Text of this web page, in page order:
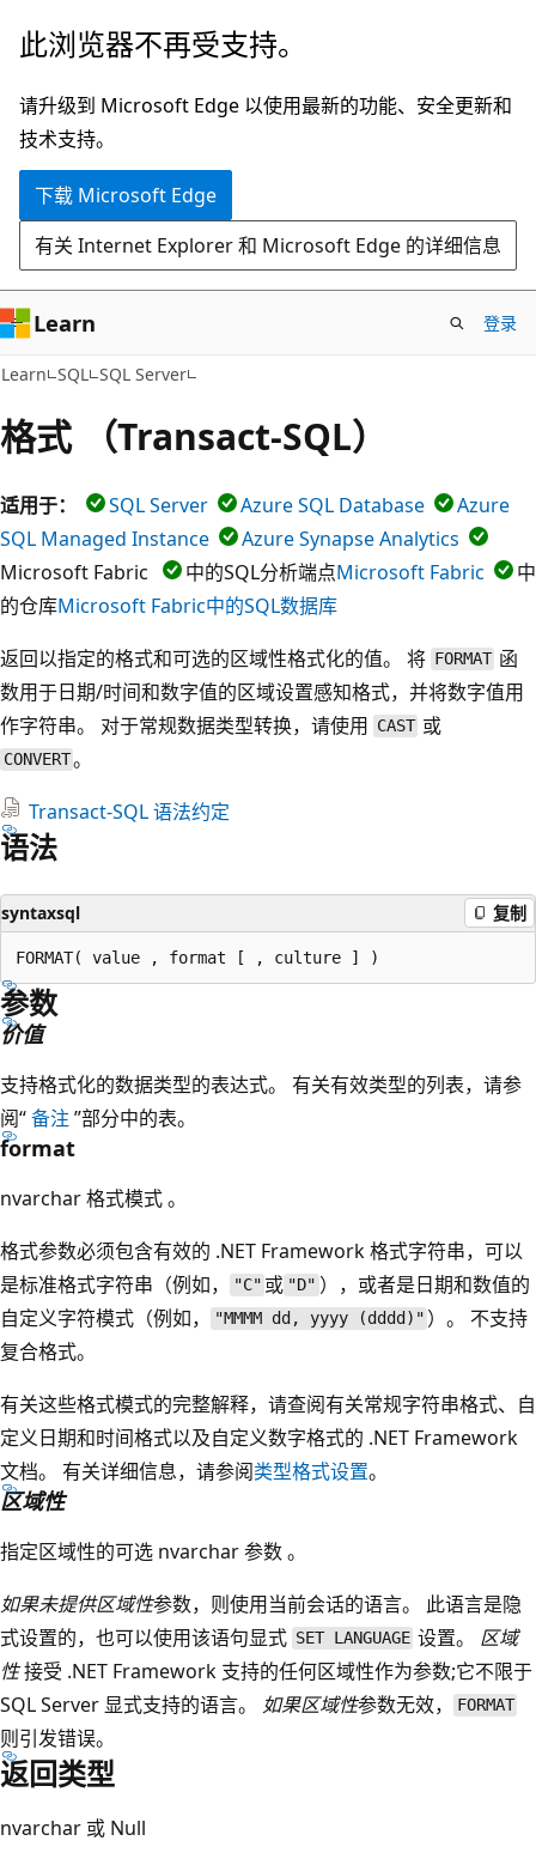
跳
主
要
内
此浏览器不再受支持。
请升级到 Microsoft Edge 以使用最新的功能、安全更新和
技术支持。
下载 Microsoft Edge
有关 Internet Explorer 和 Microsoft Edge 的详细信息
Learn 登录
Learn SQL SQL Server
格式 （Transact-SQL）
适用于： SQL Server Azure SQL Database
Azure
SQL Managed Instance
Azure Synapse Analytics
Microsoft Fabric
中的SQL分析端点Microsoft Fabric
中
的仓库Microsoft Fabric中的SQL数据库
返回以指定的格式和可选的区域性格式化的值。 将 FORMAT 函
数用于日期/时间和数字值的区域设置感知格式，并将数字值用
作字符串。 对于常规数据类型转换，请使用 CAST 或
CONVERT。
Transact-SQL 语法约定
语法
syntaxsql 复制
参数
价值
支持格式化的数据类型的表达式。 有关有效类型的列表，请参
阅“备注 ”部分中的表。
format
nvarchar 格式模式 。
格式参数必须包含有效的 .NET Framework 格式字符串，可以
是标准格式字符串（例如，
"C" 或 "D" ），或者是日期和数值的
自定义字符模式（例如，
"MMMM dd, yyyy (dddd)" ）。 不支持
复合格式。
有关这些格式模式的完整解释，请查阅有关常规字符串格式、自
定义日期和时间格式以及自定义数字格式的 .NET Framework
文档。 有关详细信息，请参阅类型格式设置。
区域性
指定区域性的可选 nvarchar 参数 。
如果未提供区域性参数，则使用当前会话的语言。 此语言是隐
式设置的，也可以使用该语句显式 SET LANGUAGE 设置。 区域
性接受 .NET Framework 支持的任何区域性作为参数;它不限于
SQL Server 显式支持的语言。 如果区域性参数无效， FORMAT
则引发错误。
返回类型
nvarchar 或 Null